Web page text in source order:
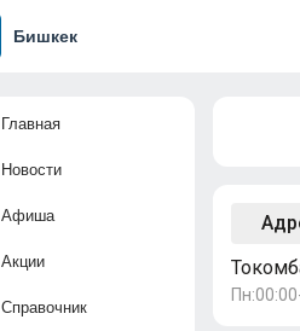
Бишкек
Главная
Новости
Афиша
Акции
Справочник